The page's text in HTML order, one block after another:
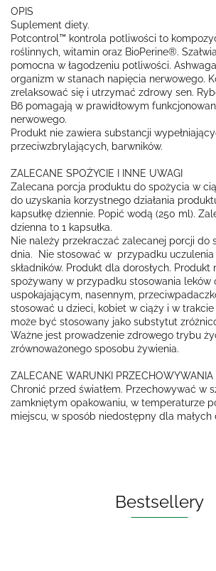
OPIS
Suplement diety.
Potcontrol™ kontrola potliwości to
roślinnych, witamin oraz BioPerine®.
pomocna w łagodzeniu potliwości.
organizm w stanach napięcia nerwowego.
zrelaksować się i utrzymać zdrowy sen.
B6 pomagają w prawidłowym
nerwowego.
Produkt nie zawiera substancji
przeciwzbrylających, barwników.
ZALECANE SPOŻYCIE I INNE UWAGI
Zalecana porcja produktu do spożycia w
do uzyskania korzystnego działania
kapsułkę dziennie. Popić wodą (250 ml).
dzienna to 1 kapsułka.
Nie należy przekraczać zalecanej porcji do
dnia. Nie stosować w przypadku uczulenia
składników. Produkt dla dorosłych. Produkt
spożywany w przypadku stosowania leków
uspokajającym, nasennym,
stosować u dzieci, kobiet w ciąży i w
może być stosowany jako substytut
Ważne jest prowadzenie zdrowego trybu
zrównoważonego sposobu żywienia.
ZALECANE WARUNKI PRZECHOWYWANIA
Chronić przed światłem. Przechowywać w
zamkniętym opakowaniu, w temperaturze
miejscu, w sposób niedostępny dla małych
Bestsellery